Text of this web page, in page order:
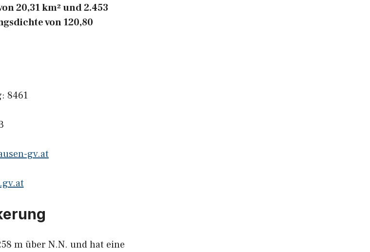
20,31 km² und 2.453
von 120,80
8461
gv.at
m über N.N. und hat eine